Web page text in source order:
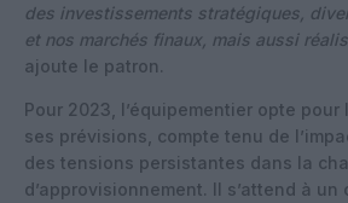
des investissements stratégiques,
et nos marchés finaux, mais aussi
ajoute le patron.
Pour 2023, l’équipementier opte
ses prévisions, compte tenu de
des tensions persistantes dans la
d’approvisionnement. Il s’attend à un